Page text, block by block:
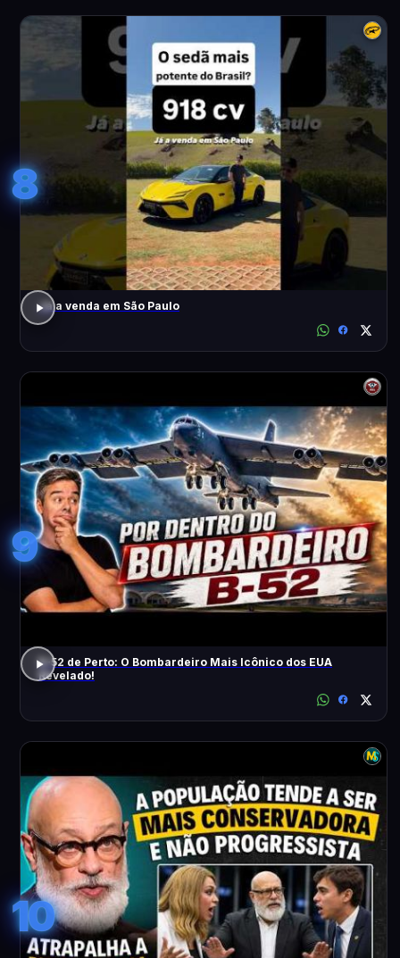
8
Já a venda em São Paulo
9
B-52 de Perto: O Bombardeiro Mais Icônico dos EUA
Revelado!
10